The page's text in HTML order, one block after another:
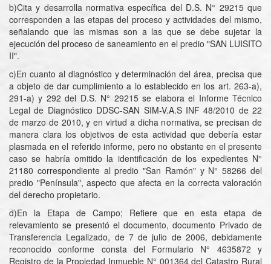
b)Cita y desarrolla normativa específica del D.S. N° 29215 que
corresponden a las etapas del proceso y actividades del mismo,
señalando que las mismas son a las que se debe sujetar la
ejecución del proceso de saneamiento en el predio "SAN LUISITO
II".
c)En cuanto al diagnóstico y determinación del área, precisa que
a objeto de dar cumplimiento a lo establecido en los art. 263-a),
291-a) y 292 del D.S. N° 29215 se elabora el Informe Técnico
Legal de Diagnóstico DDSC-SAN SIM-V.A.S INF 48/2010 de 22
de marzo de 2010, y en virtud a dicha normativa, se precisan de
manera clara los objetivos de esta actividad que debería estar
plasmada en el referido informe, pero no obstante en el presente
caso se habría omitido la identificación de los expedientes N°
21180 correspondiente al predio "San Ramón" y N° 58266 del
predio "Península", aspecto que afecta en la correcta valoración
del derecho propietario.
d)En la Etapa de Campo; Refiere que en esta etapa de
relevamiento se presentó el documento, documento Privado de
Transferencia Legalizado, de 7 de julio de 2006, debidamente
reconocido conforme consta del Formulario N° 4635872 y
Registro de la Propiedad Inmueble N° 001364 del Catastro Rural